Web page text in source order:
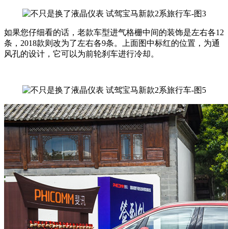
如果您仔细看的话，老款车型进气格栅中间的装饰是左右各12
条，2018款则改为了左右各9条。上面图中标红的位置，为通
风孔的设计，它可以为前轮刹车进行冷却。